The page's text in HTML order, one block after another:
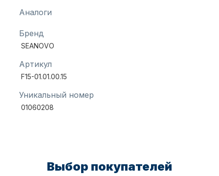
Автохолодильник KYODA
Дистанционное управление
Аналоги
Бренд
SEANOVO
Артикул
F15-01.01.00.15
Уникальный номер
01060208
Выбор покупателей